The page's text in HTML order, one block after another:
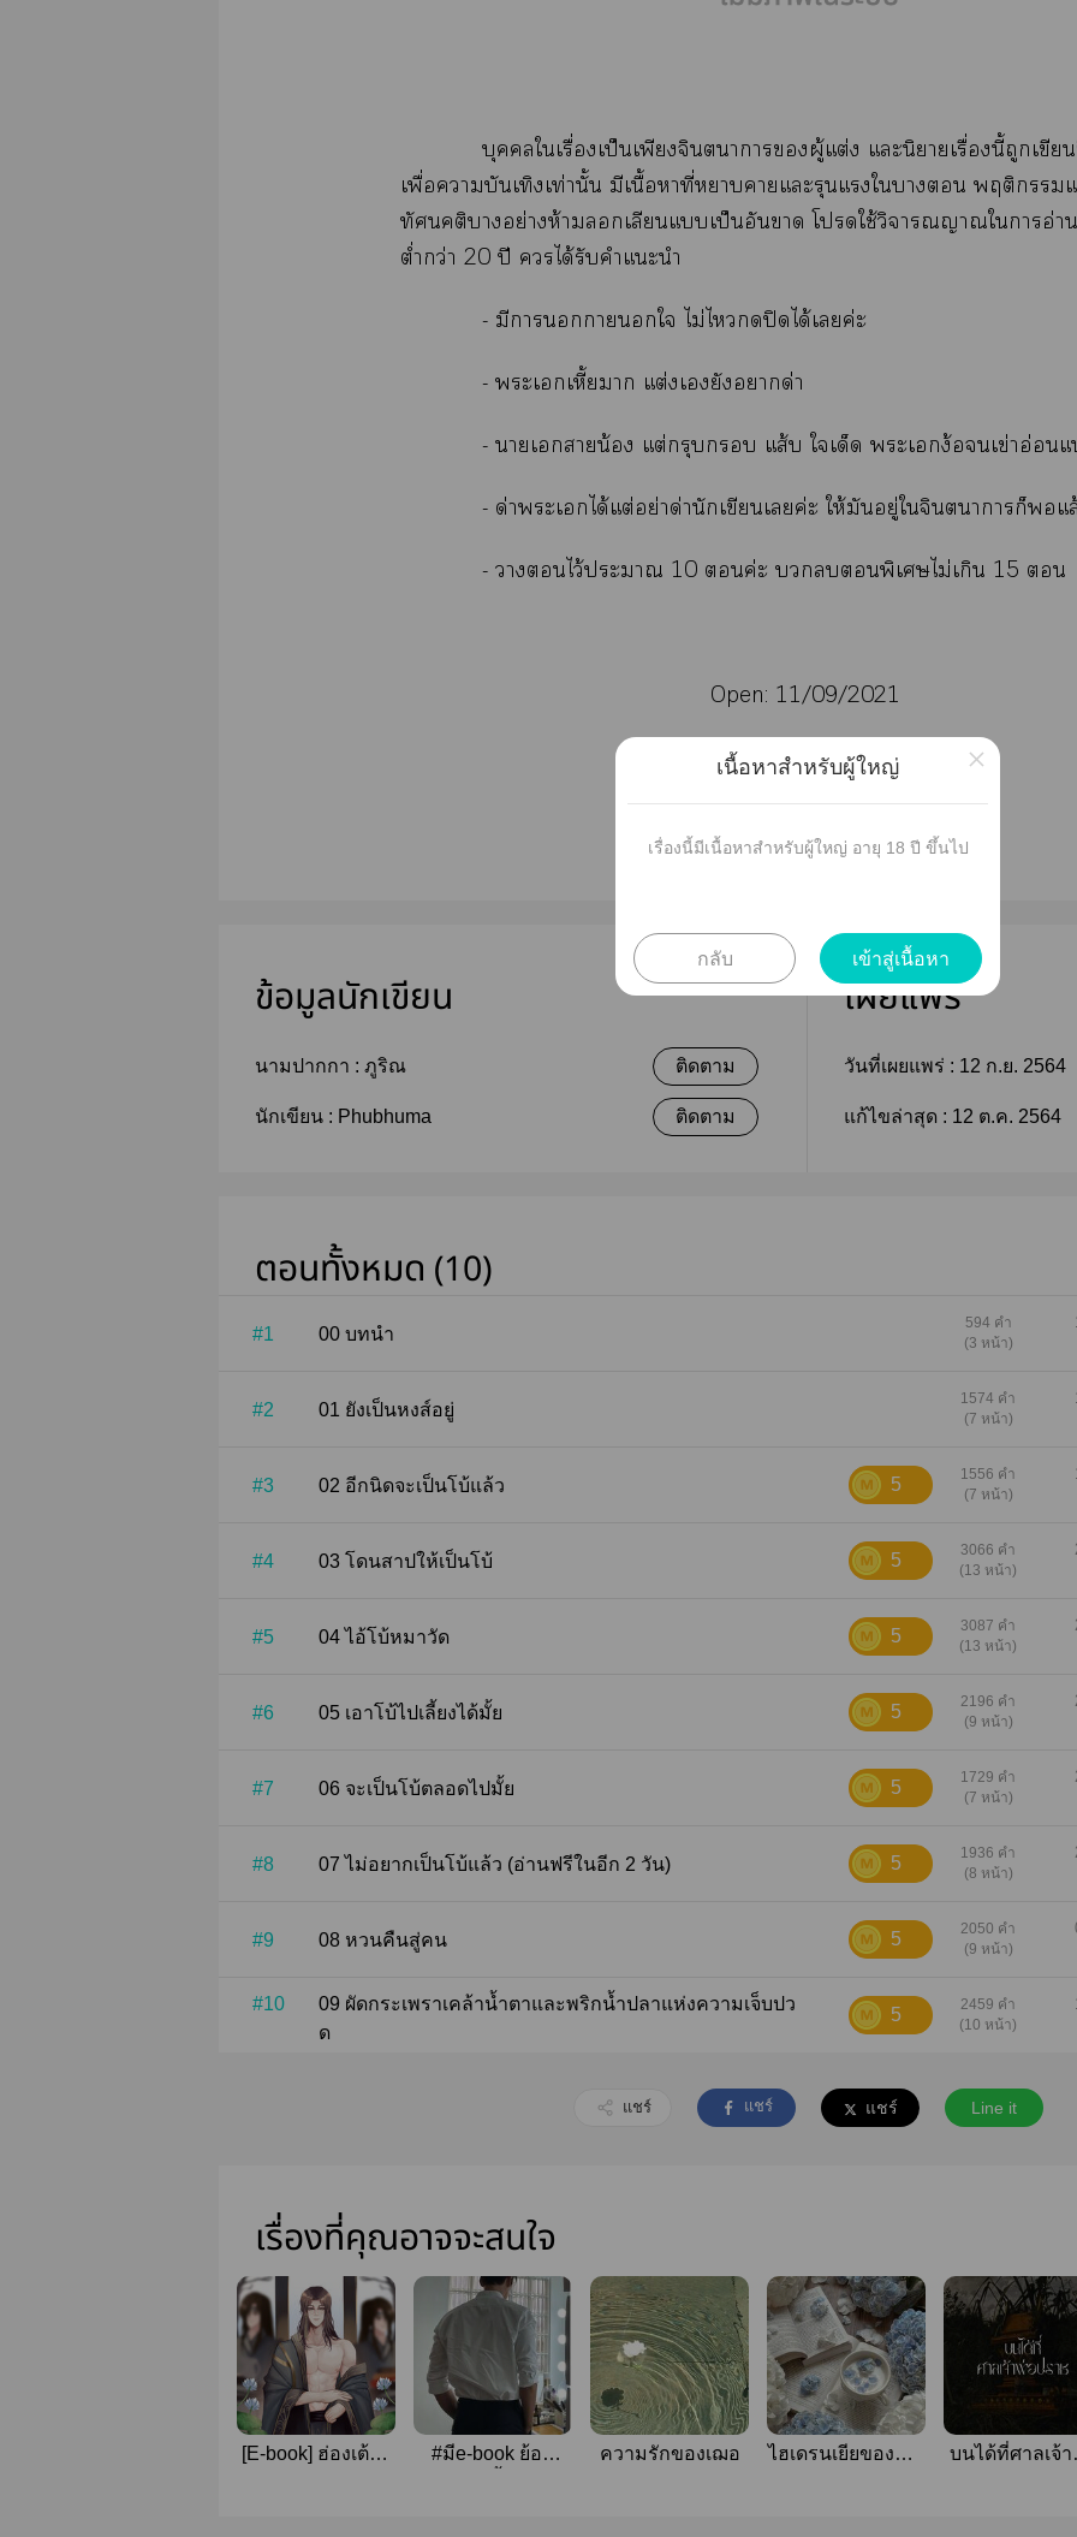
บุคคลใเรื่องเป็นเพียงจินตนาการผู้แต่ง แะนิยายเรื่องนี้ถูกเขีย
เพื่อาบันเทิงเท่านั้น มีเนื้อาที่าาแะรุนแรงใา พฤติกรรม
ทัศนคติาอย่างห้ามเลียนแเป็นอันา โใช้วิจารณญาณใาอ่
ต่ำกว่า 20 ปี ได้รับคำแะนำ
- มีาาใ ไม่ไปิดได้เค่ะ
- ะเเหี้ยมาก แต่งเยังาด่า
- าเายน้อง แต่กรุบ แส้บ ใเด็ด ะเง้อเข่าอ่อนแ
- ด่าะเได้แต่อย่าด่านักเขียนเค่ะ ให้มันอยู่ใจินตนาการก็
- าไว้ะา 10 ค่ะ พิเศษไม่เกิน 15 
Open: 11/09/2021
Please enjoy!
ข้อมูลนักเขียน
นามปากกา : ภูริณ ติดตาม
นักเขียน : Phubhuma ติดตาม
เผยแพร่
วันที่เผยแพร่ : 12 ก.ย. 2564
แก้ไขล่าสุด : 12 ต.ค. 2564
ตอนทั้งหมด (10)
#1 00 บทนำ
594 คำ
(3 หน้า)
#2 01 ยังเป็นหงส์อยู่
1574 คำ
(7 หน้า)
#3 02 อีกนิดจะเป็นโบ้แล้ว 5
1556 คำ
(7 หน้า)
#4 03 โดนสาปให้เป็นโบ้ 5
3066 คำ
(13 หน้า)
#5 04 ไอ้โบ้หมาวัด 5
3087 คำ
(13 หน้า)
#6 05 เอาโบ้ไปเลี้ยงได้มั้ย 5
2196 คำ
(9 หน้า)
#7 06 จะเป็นโบ้ตลอดไปมั้ย 5
1729 คำ
(7 หน้า)
#8 07 ไม่อยากเป็นโบ้แล้ว (อ่านฟรีในอีก 2 วัน) 5
1936 คำ
(8 หน้า)
#9 08 หวนคืนสู่คน 5
2050 คำ
(9 หน้า)
#10
09 ผัดกระเพราเคล้าน้ำตาและพริกน้ำปลาแห่งความเจ็บปว
ด
5
2459 คำ
(10 หน้า)
แชร์ แชร์ แชร์ Line it
เรื่องที่คุณอาจจะสนใจ
[E-book] ฮ่องเต้ไม่
#มีe-book ย้อน
ความรักของเฌอ
ไฮเดรนเยียของคุณ
บนได้ที่ศาลเจ้า
เนื้อหาสำหรับผู้ใหญ่
เรื่องนี้มีเนื้อหาสำหรับผู้ใหญ่ อายุ 18 ปี ขึ้นไป
กลับ เข้าสู่เนื้อหา
×